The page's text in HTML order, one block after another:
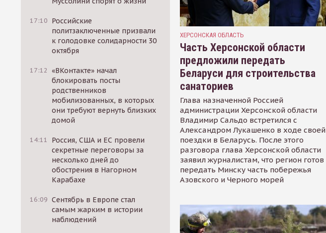
17:10 Российские
политзаключенные призвали
к голодовке солидарности 30
октября
17:12 «ВКонтакте» начал
блокировать посты
родственников
мобилизованных, в которых
они требуют вернуть близких
домой
14:11
Россия, США и ЕС провели
секретные переговоры за
несколько дней до
обострения в Нагорном
Карабахе
16:09 Сентябрь в Европе стал
самым жарким в истории
наблюдений
ХЕРСОНСКАЯ ОБЛАСТЬ
Часть Херсонской области
предложили передать
Беларуси для строительства
санаториев
Глава назначенной Россией
администрации Херсонской области
Владимир Сальдо встретился с
Александром Лукашенко в ходе своей
поездки в Беларусь. После этого
разговора глава Херсонской области
заявил журналистам, что регион готов
передать Минску часть побережья
Азовского и Черного морей